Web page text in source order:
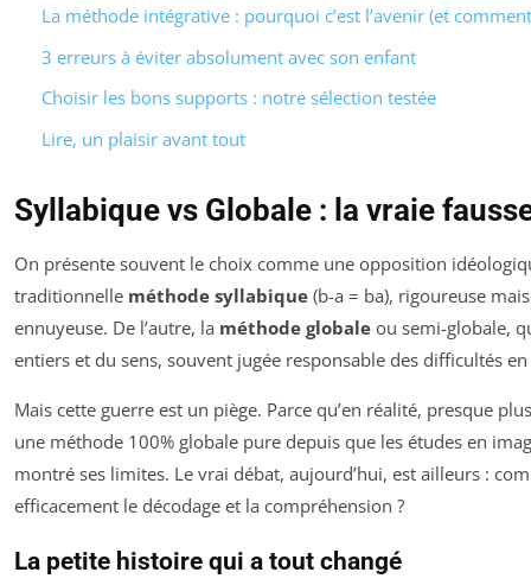
La méthode intégrative : pourquoi c’est l’avenir (et
3 erreurs à éviter absolument avec son enfant
Choisir les bons supports : notre sélection testée
Lire, un plaisir avant tout
Syllabique vs Globale : la vraie
On présente souvent le choix comme une opposition
traditionnelle méthode syllabique (b-a = ba), rigoureuse
ennuyeuse. De l’autre, la méthode globale ou semi-globale,
entiers et du sens, souvent jugée responsable des difficultés
Mais cette guerre est un piège. Parce qu’en réalité, presque
une méthode 100% globale pure depuis que les études en
montré ses limites. Le vrai débat, aujourd’hui, est ailleurs :
efficacement le décodage et la compréhension ?
La petite histoire qui a tout changé